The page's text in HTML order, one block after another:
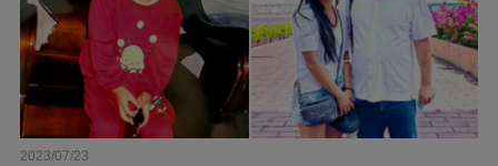
2023/07/23